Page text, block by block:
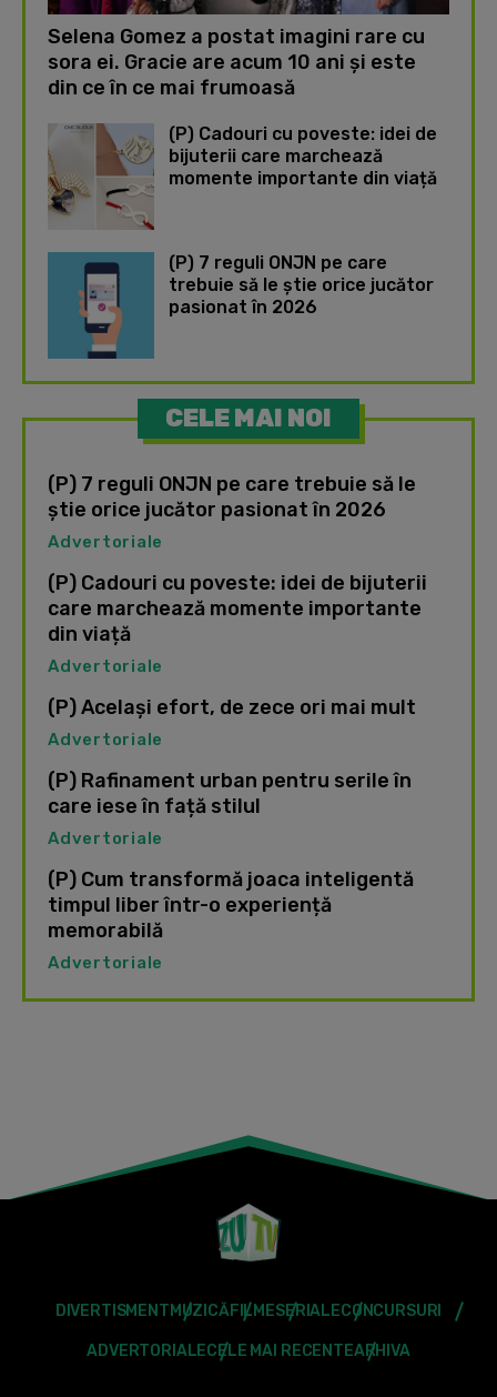
Selena Gomez a postat imagini rare cu
sora ei. Gracie are acum 10 ani și este
din ce în ce mai frumoasă
(P) Cadouri cu poveste: idei de
bijuterii care marchează
momente importante din viață
(P) 7 reguli ONJN pe care
trebuie să le știe orice jucător
pasionat în 2026
CELE MAI NOI
(P) 7 reguli ONJN pe care trebuie să le
știe orice jucător pasionat în 2026
Advertoriale
(P) Cadouri cu poveste: idei de bijuterii
care marchează momente importante
din viață
Advertoriale
(P) Același efort, de zece ori mai mult
Advertoriale
(P) Rafinament urban pentru serile în
care iese în față stilul
Advertoriale
(P) Cum transformă joaca inteligentă
timpul liber într-o experiență
memorabilă
Advertoriale
DIVERTISMENT MUZICĂFILMESERIALECONCURSURI
ADVERTORIALECELE MAI RECENTEARHIVA